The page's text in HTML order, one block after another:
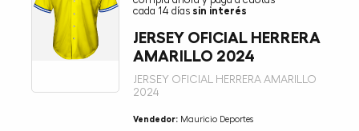
cada 14 días sin interés
JERSEY OFICIAL HERRERA
AMARILLO 2024
JERSEY OFICIAL HERRERA AMARILLO
2024
Vendedor: Mauricio Deportes